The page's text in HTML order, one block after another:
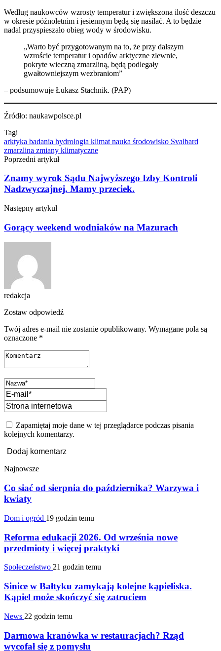
Według naukowców wzrosty temperatur i zwiększona ilość deszczu
w okresie późnoletnim i jesiennym będą się nasilać. A to będzie
nadal przyspieszało obieg wody w środowisku.
„Warto być przygotowanym na to, że przy dalszym
wzroście temperatur i opadów arktyczne zlewnie,
pokryte wieczną zmarzliną, będą podlegały
gwałtowniejszym wezbraniom”
– podsumowuje Łukasz Stachnik. (PAP)
Źródło: naukawpolsce.pl
Tagi
arktyka badania hydrologia klimat nauka środowisko Svalbard
zmarzlina zmiany klimatyczne
Poprzedni artykuł
Znamy wyrok Sądu Najwyższego Izby Kontroli
Nadzwyczajnej. Mamy przeciek.
Następny artykuł
Gorący weekend wodniaków na Mazurach
redakcja
Zostaw odpowiedź
Twój adres e-mail nie zostanie opublikowany. Wymagane pola są
oznaczone *
Zapamiętaj moje dane w tej przeglądarce podczas pisania
kolejnych komentarzy.
Najnowsze
Co siać od sierpnia do października? Warzywa i
kwiaty
Dom i ogród 19 godzin temu
Reforma edukacji 2026. Od września nowe
przedmioty i więcej praktyki
Społeczeństwo 21 godzin temu
Sinice w Bałtyku zamykają kolejne kąpieliska.
Kąpiel może skończyć się zatruciem
News 22 godzin temu
Darmowa kranówka w restauracjach? Rząd
wycofał się z pomysłu